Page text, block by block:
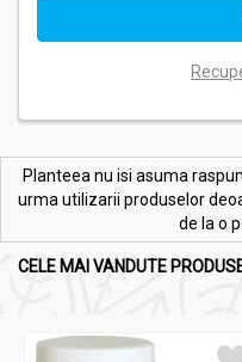
Planteea nu isi asuma
urma utilizarii produselor
de la o
CELE MAI VANDUTE